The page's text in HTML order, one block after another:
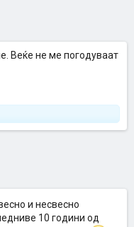
Веќе не ме погодуваат
и несвесно
10 години од